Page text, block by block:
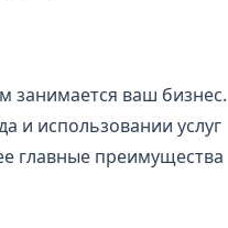
занимается ваш бизнес.
и использовании услуг
главные преимущества